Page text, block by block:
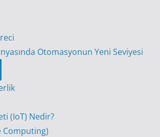
Otomasyonun Yeni Seviyesi
(IoT) Nedir?
Computing)